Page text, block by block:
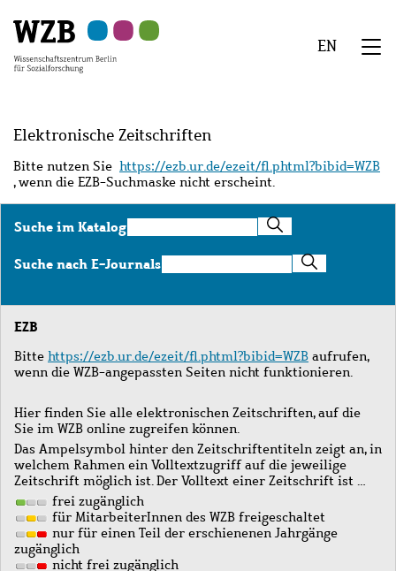
Hauptinhalt
springen
Navigation
springen
Suche
springen
Sekundärnavigation
springen
Fußzeile
springen
EN
Elektronische Zeitschriften
Bitte nutzen Sie https://ezb.ur.de/ezeit/fl.phtml?bibid=WZB
, wenn die EZB-Suchmaske nicht erscheint.
Suche im KatalogSuche
im
Katalog
Suche nach E-JournalsSuche
nach
Journals
EZB
Bitte https://ezb.ur.de/ezeit/fl.phtml?bibid=WZB aufrufen,
wenn die WZB-angepassten Seiten nicht funktionieren.
Hier finden Sie alle elektronischen Zeitschriften, auf die
Sie im WZB online zugreifen können.
Das Ampelsymbol hinter den Zeitschriftentiteln zeigt an, in
welchem Rahmen ein Volltextzugriff auf die jeweilige
Zeitschrift möglich ist. Der Volltext einer Zeitschrift ist …
frei zugänglich
für MitarbeiterInnen des WZB freigeschaltet
nur für einen Teil der erschienenen Jahrgänge
zugänglich
nicht frei zugänglich